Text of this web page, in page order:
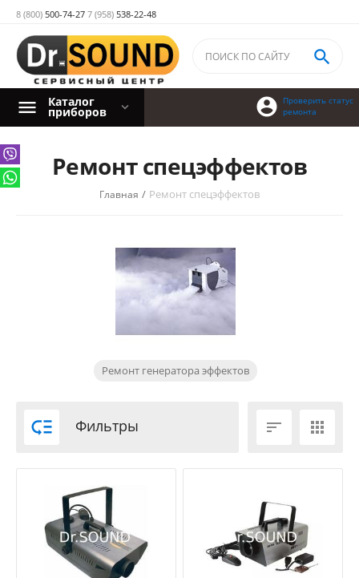
8 (800) 500-74-27 7 (958) 538-22-48
Проверить статус
ремонта


Каталог
приборов
Ремонт спецэффектов
Главная / Ремонт спецэффектов
Ремонт генератора эффектов
 Фильтры  